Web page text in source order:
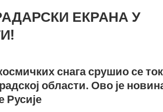
ЕКРАНА У
снага срушио се
области. Ово је
Русије